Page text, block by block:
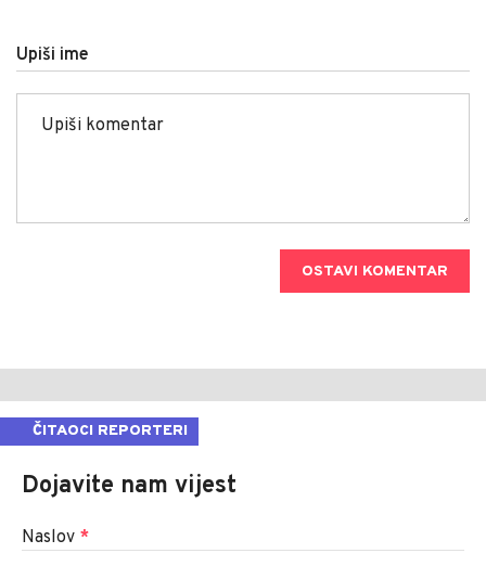
Upiši ime
OSTAVI KOMENTAR
ČITAOCI REPORTERI
Dojavite nam vijest
Naslov *